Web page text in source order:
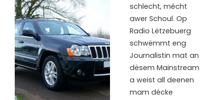
schlecht, mécht
awer Schoul. Op
Radio Lëtzebuerg
schwëmmt eng
Journalistin mat an
dësem Mainstream
a weist all deenen
mam décke